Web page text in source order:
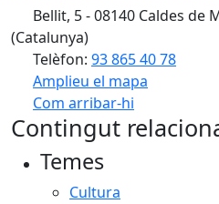
Bellit, 5 - 08140 Caldes de
(Catalunya)
Telèfon: 93 865 40 78
Amplieu el mapa
Com arribar-hi
+
Contingut
Temes
Cultura